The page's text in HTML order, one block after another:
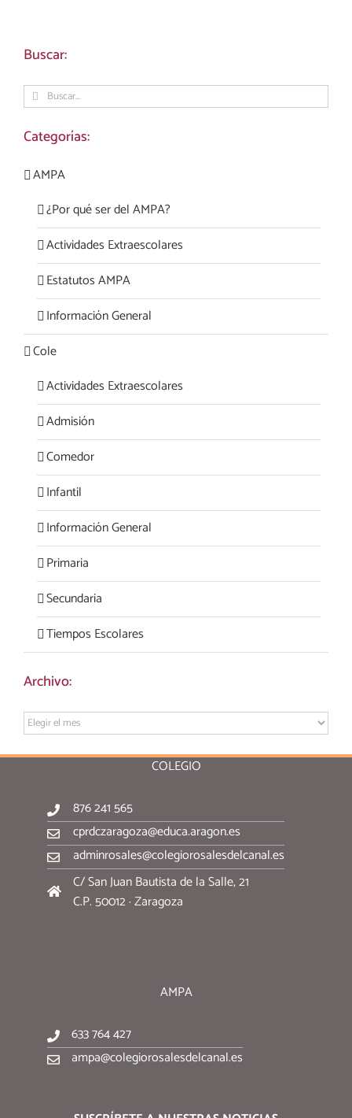
Buscar:
Buscar:
Categorías:
AMPA
¿Por qué ser del AMPA?
Actividades Extraescolares
Estatutos AMPA
Información General
Cole
Actividades Extraescolares
Admisión
Comedor
Infantil
Información General
Primaria
Secundaria
Tiempos Escolares
Archivo:
Archivo:
COLEGIO
876 241 565
cprdczaragoza@educa.aragon.es
adminrosales@colegiorosalesdelcanal.es
C/ San Juan Bautista de la Salle, 21
C.P. 50012 · Zaragoza
AMPA
633 764 427
ampa@colegiorosalesdelcanal.es